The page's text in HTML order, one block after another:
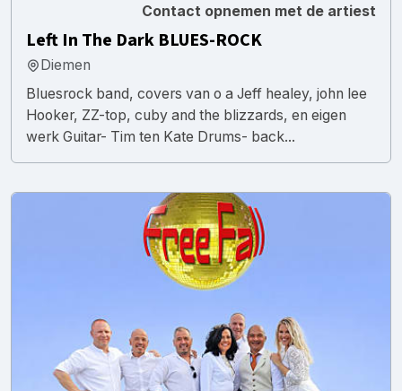
Contact opnemen met de artiest
Left In The Dark BLUES-ROCK
Diemen
Bluesrock band, covers van o a Jeff healey, john lee
Hooker, ZZ-top, cuby and the blizzards, en eigen
werk Guitar- Tim ten Kate Drums- back...